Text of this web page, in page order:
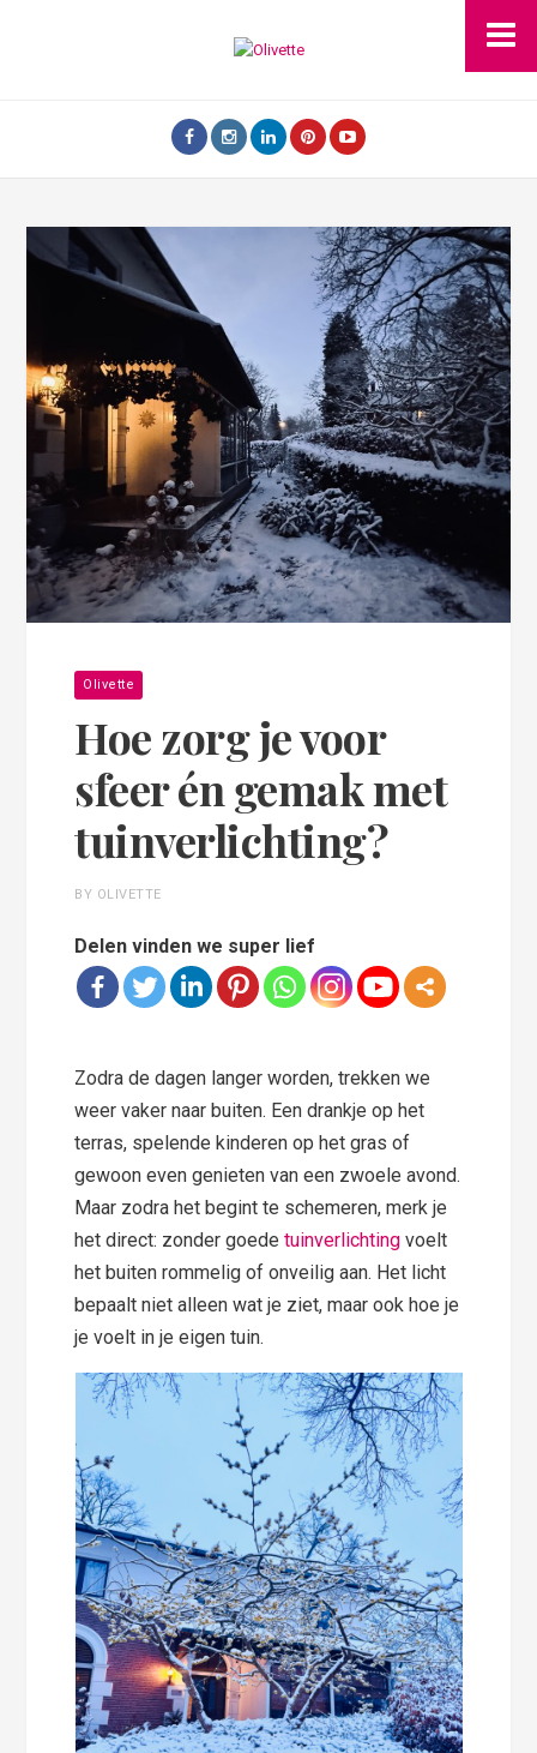
Olivette
Hoe zorg je voor
sfeer én gemak met
tuinverlichting?
BY OLIVETTE
Delen vinden we super lief
Zodra de dagen langer worden, trekken we
weer vaker naar buiten. Een drankje op het
terras, spelende kinderen op het gras of
gewoon even genieten van een zwoele avond.
Maar zodra het begint te schemeren, merk je
het direct: zonder goedetuinverlichting voelt
het buiten rommelig of onveilig aan. Het licht
bepaalt niet alleen wat je ziet, maar ook hoe je
je voelt in je eigen tuin.